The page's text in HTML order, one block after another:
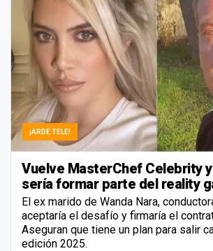
¡ARDE TELE!
Vuelve MasterChef Celebrity
sería formar parte del reality
El ex marido de Wanda Nara,
aceptaría el desafío y firmaría el
Aseguran que tiene un plan para salir
edición 2025.